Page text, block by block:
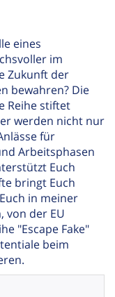
eines
im
Zukunft der
bewahren? Die
Reihe stiftet
werden nicht nur
für
Arbeitsphasen
Euch
bringt Euch
in meiner
von der EU
"Escape Fake"
beim